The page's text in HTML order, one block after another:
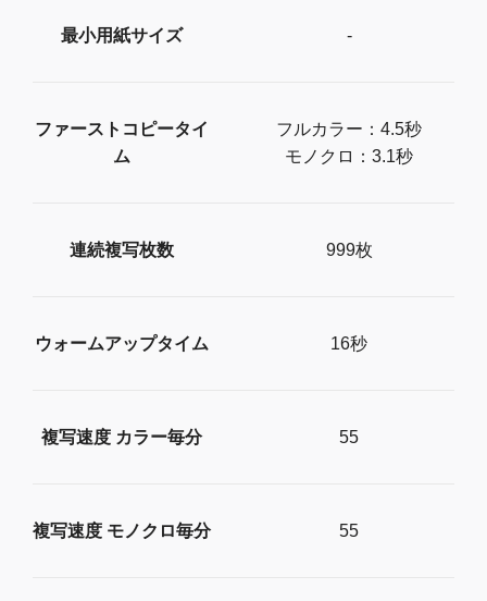
最小用紙サイズ -
ファーストコピータイ
ム
フルカラー：4.5秒
モノクロ：3.1秒
連続複写枚数 999枚
ウォームアップタイム 16秒
複写速度 カラー毎分 55
複写速度 モノクロ毎分 55